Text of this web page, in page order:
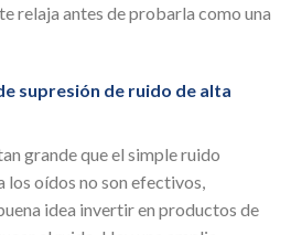
relaja antes de probarla como una
supresión de ruido de alta
grande que el simple ruido
los oídos no son efectivos,
idea invertir en productos de